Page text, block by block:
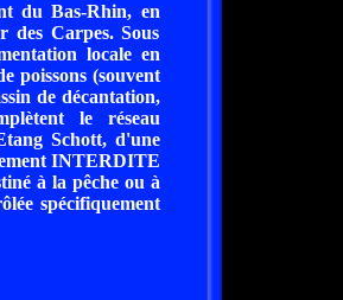
du Bas-Rhin, en
des Carpes. Sous
locale en
poissons (souvent
de décantation,
le réseau
Schott, d'une
INTERDITE
à la pêche ou à
spécifiquement